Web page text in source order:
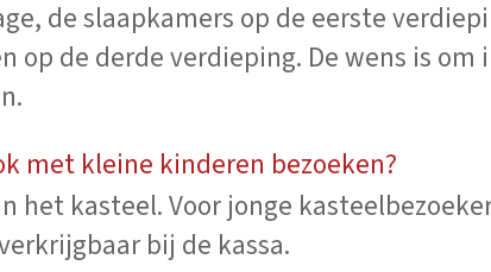
de slaapkamers op de eerste
op de derde verdieping. De wens is
met kleine kinderen bezoeken?
het kasteel. Voor jonge
bij de kassa.